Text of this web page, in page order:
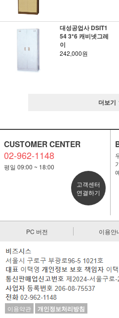
대성공업사 DSIT1
54 3*6 캐비넷그레
이
242,000원
더보기
CUSTOMER CENTER
02-962-1148
평일 09:00 ~ 18:00
고객센터
연결하기
PC 버전 이용안
이용약관 개인정보처리방침